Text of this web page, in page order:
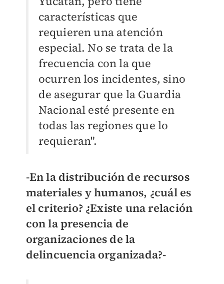
características que
requieren una atención
especial. No se trata de la
frecuencia con la que
ocurren los incidentes, sino
de asegurar que la Guardia
Nacional esté presente en
todas las regiones que lo
requieran".
-En la distribución de recursos
materiales y humanos, ¿cuál es
el criterio? ¿Existe una relación
con la presencia de
organizaciones de la
delincuencia organizada?-